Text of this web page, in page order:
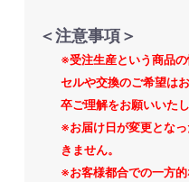
＜注意事項＞
※受注生産という商品
セルや交換のご希望は
卒ご理解をお願いいたし
※お届け日が変更とな
きません。
※お客様都合での一方